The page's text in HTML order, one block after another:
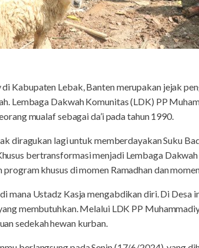
Kabupaten Lebak, Banten merupakan jejak
Lembaga Dakwah Komunitas (LDK) PP
mualaf sebagai da’i pada tahun 1990.
diragukan lagi untuk memberdayakan Suku
bertransformasi menjadi Lembaga
khusus di momen Ramadhan dan
mana Ustadz Kasja mengabdikan diri. Di Desa
membutuhkan. Melalui LDK PP
sedekah hewan kurban.